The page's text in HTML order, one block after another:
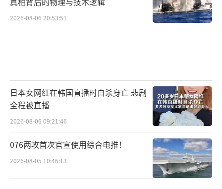
正是出自苏珊·威尔斯的指示。
革”开始陷入泥潭。这场改革本来就走的不
是“寻常路”。从目标设定来看，除了削减冗
员、减少联邦政府开支的诉求，还要粉碎主要
由民主党控制的“深层政府”，建立特朗普可
信任的“忠诚政府”、满足MAGA的心理预期等
目标。这实际上是一场混杂了政治改革和社会
2026-08-06 20:53:51
日本女网红在韩国直播时自杀身亡 悲剧
全程被直播
2026-08-06 09:21:46
076两攻首次官宣使用综合电推！
2026-08-05 10:46:13